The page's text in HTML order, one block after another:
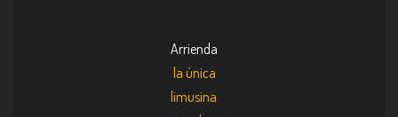
Arrienda
la única
limusina